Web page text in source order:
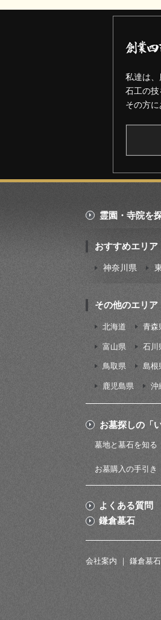
私達は、
石工の技
その方
霊園・寺院を
おすすめエリア
神奈川県
その他のエリア
北海道 青森
富山県 石川
鳥取県 島根
鹿児島県 沖
お墓探しの「
墓地と墓石を知る
お墓購入の手引き
よくある質問
鎌倉墓石
会社案内 鎌倉墓